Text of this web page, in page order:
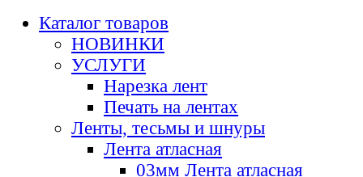
Каталог товаров
НОВИНКИ
УСЛУГИ
Нарезка лент
Печать на лентах
Ленты, тесьмы и шнуры
Лента атласная
03мм Лента атласная